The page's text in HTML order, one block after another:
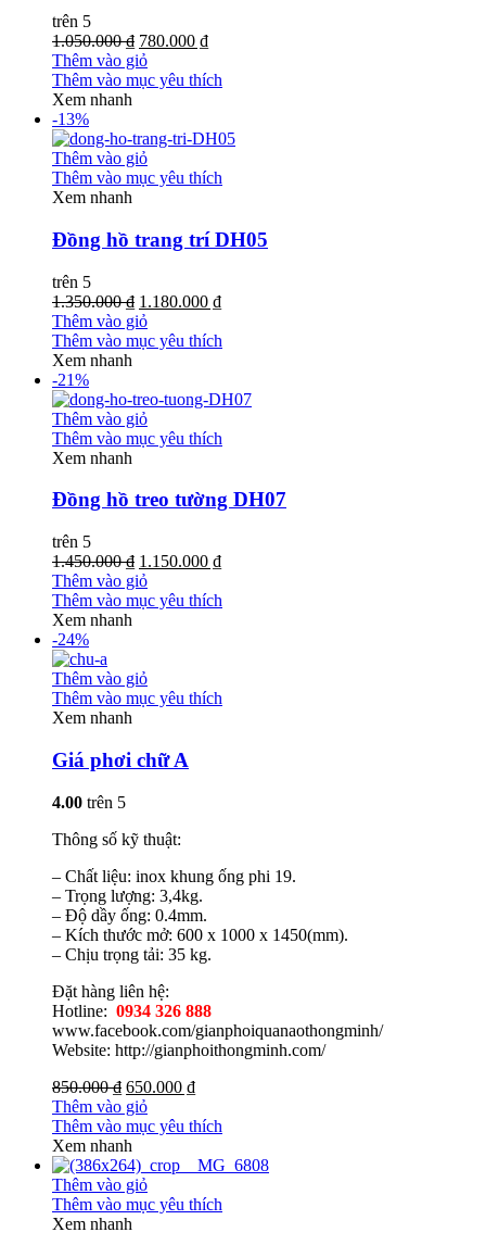
trên 5
1.050.000 ₫ 780.000 ₫
Thêm vào giỏ
Thêm vào mục yêu thích
Xem nhanh
-13%
Thêm vào giỏ
Thêm vào mục yêu thích
Xem nhanh
Đồng hồ trang trí DH05
trên 5
1.350.000 ₫ 1.180.000 ₫
Thêm vào giỏ
Thêm vào mục yêu thích
Xem nhanh
-21%
Thêm vào giỏ
Thêm vào mục yêu thích
Xem nhanh
Đồng hồ treo tường DH07
trên 5
1.450.000 ₫ 1.150.000 ₫
Thêm vào giỏ
Thêm vào mục yêu thích
Xem nhanh
-24%
Thêm vào giỏ
Thêm vào mục yêu thích
Xem nhanh
Giá phơi chữ A
4.00 trên 5
Thông số kỹ thuật:
– Chất liệu: inox khung ống phi 19.
– Trọng lượng: 3,4kg.
– Độ dầy ống: 0.4mm.
– Kích thước mở: 600 x 1000 x 1450(mm).
– Chịu trọng tải: 35 kg.
Đặt hàng liên hệ:
Hotline: 0934 326 888
www.facebook.com/gianphoiquanaothongminh/
Website: http://gianphoithongminh.com/
850.000 ₫ 650.000 ₫
Thêm vào giỏ
Thêm vào mục yêu thích
Xem nhanh
Thêm vào giỏ
Thêm vào mục yêu thích
Xem nhanh